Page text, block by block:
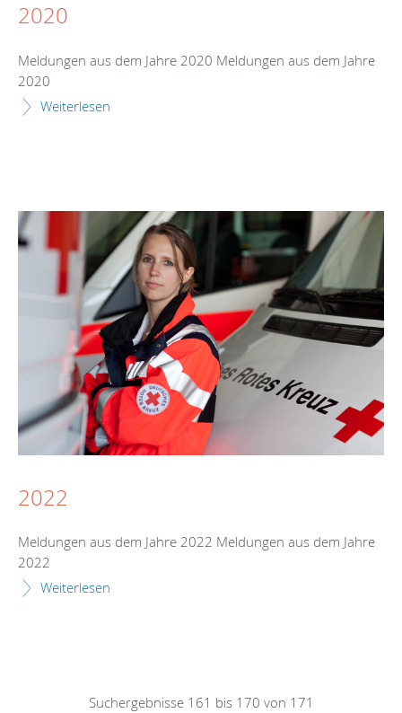
2020
Meldungen aus dem Jahre 2020 Meldungen aus dem Jahre
2020
Weiterlesen
2022
Meldungen aus dem Jahre 2022 Meldungen aus dem Jahre
2022
Weiterlesen
Suchergebnisse 161 bis 170 von 171